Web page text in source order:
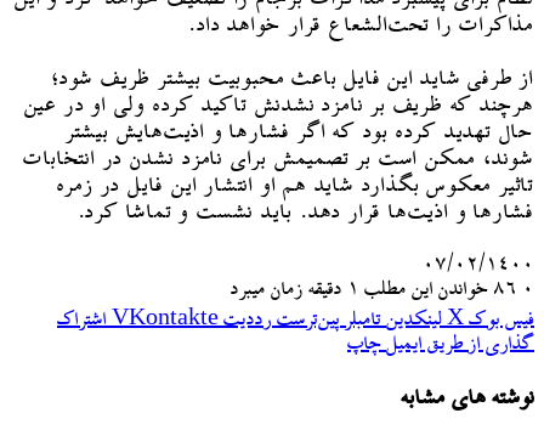
مذاکرات را تحت‌الشعاع قرار خواهد داد.
از طرفی شاید این فایل باعث محبوبیت بیشتر ظریف شود؛‌
هرچند که ظریف بر نامزد نشدنش تاکید کرده ولی او در عین
حال تهدید کرده بود که اگر فشارها و اذیت‌هایش بیشتر
شوند، ممکن است بر تصمیمش برای نامزد نشدن در انتخابات
تاثیر معکوس بگذارد شاید هم او انتشار این فایل در زمره
فشارها و اذیت‌ها قرار دهد. باید نشست و تماشا کرد.
۰۷/۰۲/۱۴۰۰
۰
خواندن این مطلب 1 دقیقه زمان میبرد
فیس بوک X لینکدین ‫تامبلر ‫پین‌ترست ‫رددیت ‫VKontakte اشتراک
گذاری از طریق ایمیل چاپ
نوشته های مشابه